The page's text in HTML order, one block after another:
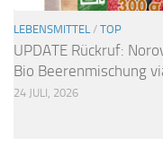
LEBENSMITTEL / TOP
UPDATE Rückruf:
Bio Beerenmischung
24 JULI, 2026